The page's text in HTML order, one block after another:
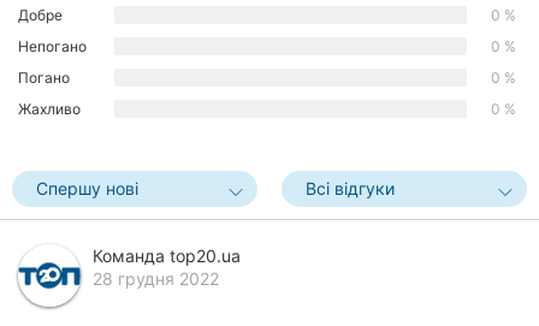
Полтава
Чернівці
Суми
Івано-
Добре
0 %
Непогано
0 %
Погано
0 %
Жахливо
0 %
Спершу нові Всі відгуки
Команда top20.ua
28 грудня 2022